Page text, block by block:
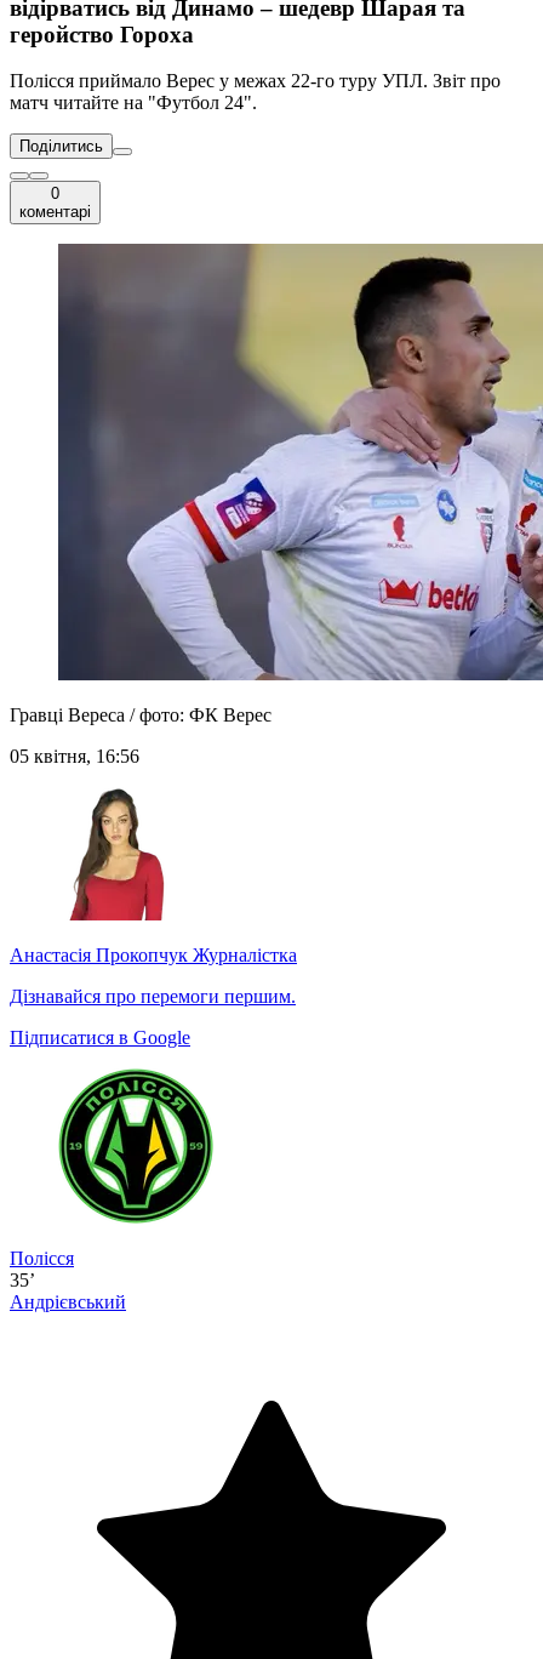
відірватись від Динамо – шедевр Шарая та
геройство Гороха
Полісся приймало Верес у межах 22-го туру УПЛ. Звіт про
матч читайте на "Футбол 24".
Поділитись
0
коментарі
Гравці Вереса / фото: ФК Верес
05 квітня, 16:56
Анастасія Прокопчук Журналістка
Дізнавайся про перемоги першим.
Підписатися в Google
Полісся
35’
Андрієвський